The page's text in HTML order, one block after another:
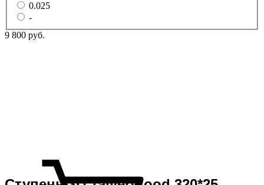
0.025
-
9 800 руб.